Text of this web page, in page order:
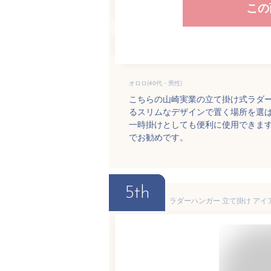
こ
オロロ(40代・男性)
こちらの山崎実業の立て掛け式ラダ
るスリムなデザインで置く場所を選
一時掛けとしても便利に使用できま
でお勧めです。
5th